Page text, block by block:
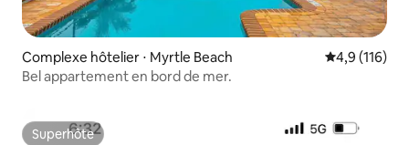
Complexe hôtelier ⋅ Myrtle Beach Évaluation
4,9 (116)
Bel appartement en bord de mer.
Superhôte